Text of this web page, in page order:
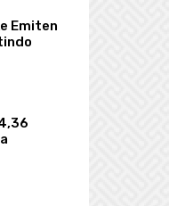
Emiten